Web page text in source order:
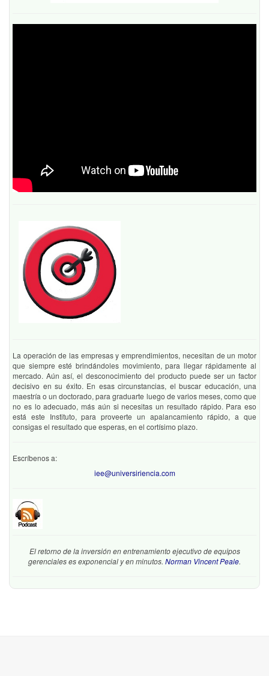
La operación de las empresas y emprendimientos, necesitan de un motor
que siempre esté brindándoles movimiento, para llegar rápidamente al
mercado. Aún así, el desconocimiento del producto puede ser un factor
decisivo en su éxito. En esas circunstancias, el buscar educación, una
maestría o un doctorado, para graduarte luego de varios meses, como que
no es lo adecuado, más aún si necesitas un resultado rápido. Para eso
está este Instituto, para proveerte un apalancamiento rápido, a que
consigas el resultado que esperas, en el cortísimo plazo.
Escríbenos a:
iee@universiriencia.com
El retorno de la inversión en entrenamiento ejecutivo de equipos
gerenciales es exponencial y en minutos. Norman Vincent Peale.